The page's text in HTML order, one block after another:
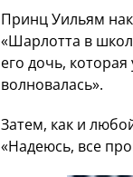
Принц Уильям
«Шарлотта в
его дочь,
волновалась».
Затем, как и
«Надеюсь, все